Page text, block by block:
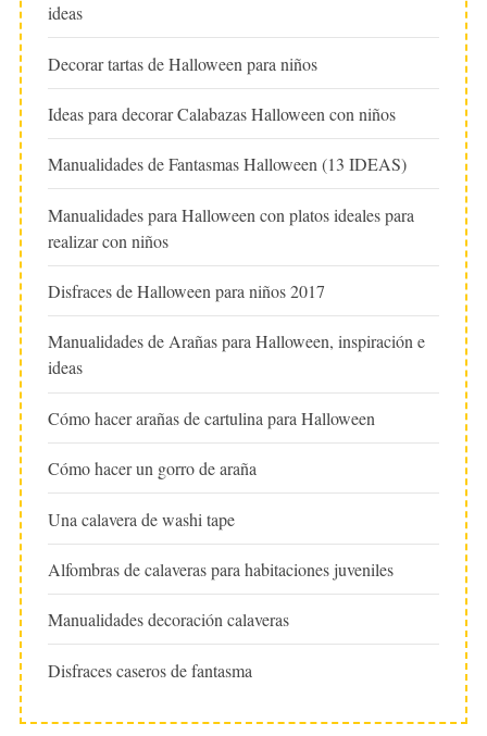
ideas
Decorar tartas de Halloween para niños
Ideas para decorar Calabazas Halloween con niños
Manualidades de Fantasmas Halloween (13 IDEAS)
Manualidades para Halloween con platos ideales para
realizar con niños
Disfraces de Halloween para niños 2017
Manualidades de Arañas para Halloween, inspiración e
ideas
Cómo hacer arañas de cartulina para Halloween
Cómo hacer un gorro de araña
Una calavera de washi tape
Alfombras de calaveras para habitaciones juveniles
Manualidades decoración calaveras
Disfraces caseros de fantasma